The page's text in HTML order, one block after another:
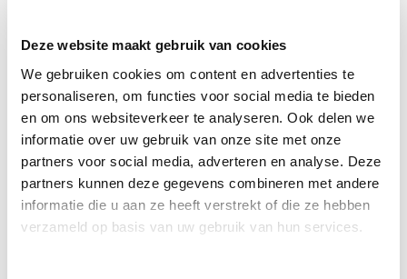
Deze website maakt gebruik van cookies
We gebruiken cookies om content en advertenties te
personaliseren, om functies voor social media te bieden
en om ons websiteverkeer te analyseren. Ook delen we
informatie over uw gebruik van onze site met onze
partners voor social media, adverteren en analyse. Deze
partners kunnen deze gegevens combineren met andere
informatie die u aan ze heeft verstrekt of die ze hebben
verzameld op basis van uw gebruik van hun services.
Dacia Logan MCV (L8)
(Bouwjaar 2016 - 2020)
Dacia Logan MCV (Bouwjaar
2020 -)